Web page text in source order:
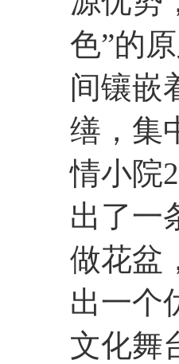
色”的
间镶嵌
缮，集
情小院
出了一
做花盆
出一个
文化舞